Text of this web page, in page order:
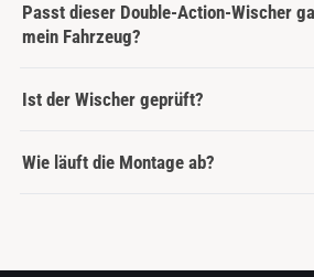
Passt dieser Double-Action-Wischer
mein Fahrzeug?
Ist der Wischer geprüft?
Wie läuft die Montage ab?